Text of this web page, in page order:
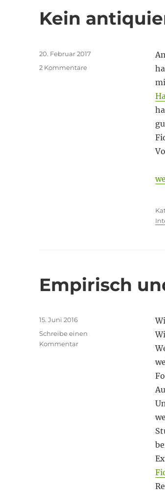
Kein
Veröffentlicht
20. Februar 2017
2 Kommentarezu
Empirisch
Veröffentlicht
am
15. Juni 2016
Schreibe einen
Kommentarzu